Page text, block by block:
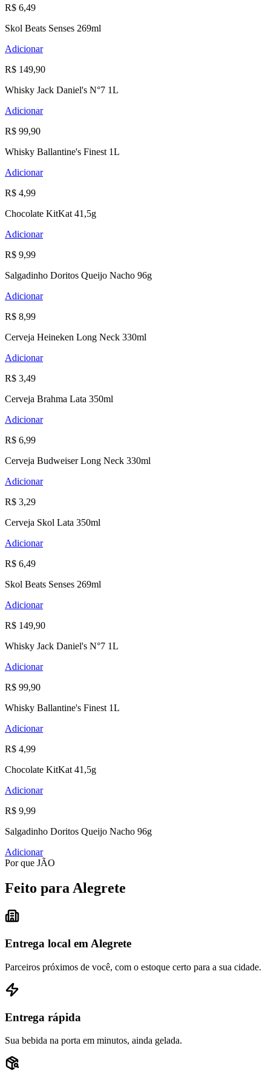
R$ 6,49
Skol Beats Senses 269ml
Adicionar
R$ 149,90
Whisky Jack Daniel's N°7 1L
Adicionar
R$ 99,90
Whisky Ballantine's Finest 1L
Adicionar
R$ 4,99
Chocolate KitKat 41,5g
Adicionar
R$ 9,99
Salgadinho Doritos Queijo Nacho 96g
Adicionar
R$ 8,99
Cerveja Heineken Long Neck 330ml
Adicionar
R$ 3,49
Cerveja Brahma Lata 350ml
Adicionar
R$ 6,99
Cerveja Budweiser Long Neck 330ml
Adicionar
R$ 3,29
Cerveja Skol Lata 350ml
Adicionar
R$ 6,49
Skol Beats Senses 269ml
Adicionar
R$ 149,90
Whisky Jack Daniel's N°7 1L
Adicionar
R$ 99,90
Whisky Ballantine's Finest 1L
Adicionar
R$ 4,99
Chocolate KitKat 41,5g
Adicionar
R$ 9,99
Salgadinho Doritos Queijo Nacho 96g
Adicionar
Por que JÃO
Feito para Alegrete
Entrega local em Alegrete
Parceiros próximos de você, com o estoque certo para a sua cidade.
Entrega rápida
Sua bebida na porta em minutos, ainda gelada.